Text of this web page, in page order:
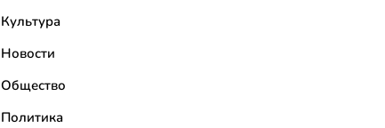
Культура
Новости
Общество
Политика